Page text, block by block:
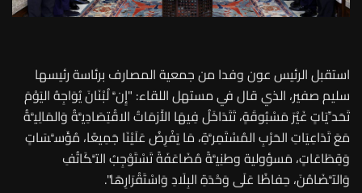
استقبل الرئيس عون وفدا من جمعية المصارف برئاسة رئيسها
سليم صفير، الذي قال في مستهل اللقاء: "إِنَّ لُبْنَانَ يُوَاجِهُ اليَوْمَ
تَحَدِّيَاتٍ غَيْرَ مَسْبُوقَةٍ، تَتَدَاخَلُ فِيهَا الأَزمَاتُ الاقْتِصَادِيَّةُ وَالمَالِيَّةُ
مَعَ تَدَاعِيَاتِ الحَرْبِ المُسْتَمِرَّةِ، مَا يَفْرِضُ عَلَيْنَا جَمِيعًا، مُؤَسَّسَاتٍ
وَقِطَاعَاتٍ، مَسؤولية وطنِيَّةً مُضَاعَفَةً تَسْتَوْجِبُ التَّكَاتُفِ
وَالتَّضَامُنَ، حِفاظًا عَلَى وَحْدَةِ البِلَادِ وَاسْتَقْرَارِهَا".